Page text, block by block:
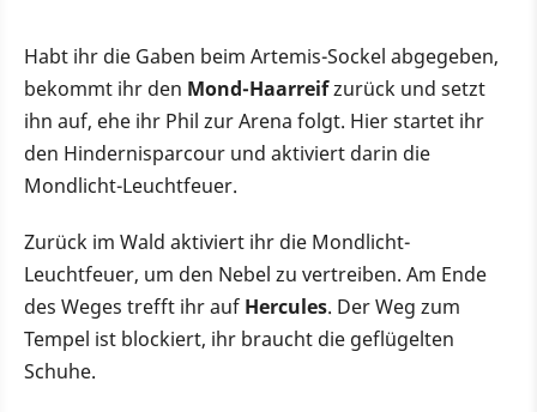
Habt ihr die Gaben beim Artemis-Sockel abgegeben,
bekommt ihr den Mond-Haarreifzurück und setzt
ihn auf, ehe ihr Phil zur Arena folgt. Hier startet ihr
den Hindernisparcour und aktiviert darin die
Mondlicht-Leuchtfeuer.
Zurück im Wald aktiviert ihr die Mondlicht-
Leuchtfeuer, um den Nebel zu vertreiben. Am Ende
des Weges trefft ihr auf Hercules. Der Weg zum
Tempel ist blockiert, ihr braucht die geflügelten
Schuhe.